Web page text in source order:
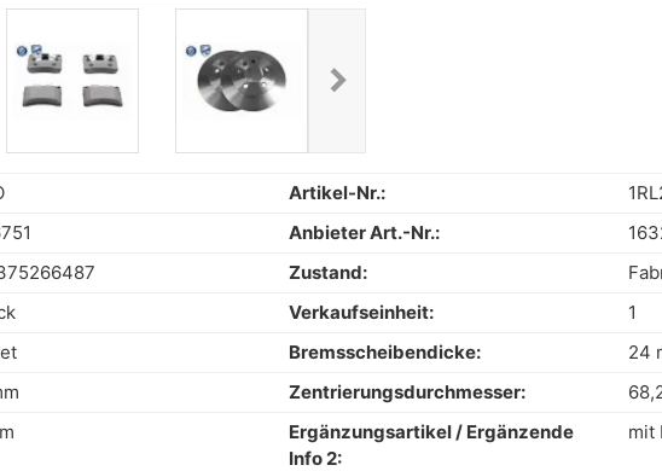
chevron_right
Next
Artikel-Nr.:
Anbieter Art.-Nr.:
Zustand:
Verkaufseinheit:
1
Bremsscheibendicke:
24
Zentrierungsdurchmesser:
Ergänzungsartikel / Ergänzende
Info 2:
mit